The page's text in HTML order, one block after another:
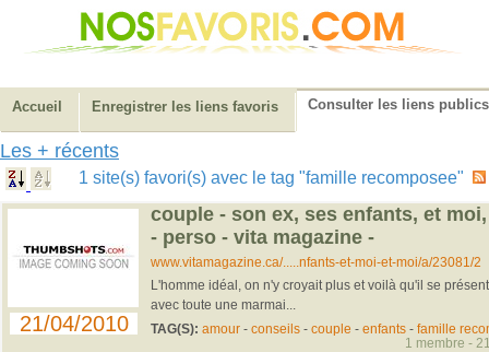
Accueil Enregistrer les liens favoris Consulter les liens publics
Les + récents
1 site(s) favori(s) avec le tag "famille recomposee"
21/04/2010
couple - son ex, ses enfants, et
- perso - vita magazine -
www.vitamagazine.ca/.....nfants-et-moi-et-moi/a/23081/2
L'homme idéal, on n'y croyait plus et voilà qu'il se
avec toute une marmai...
TAG(S): amour- conseils- couple - enfants- famille
1 membre -